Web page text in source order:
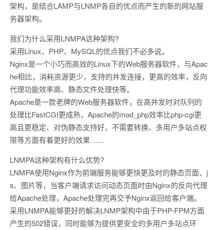
架构，是结合LAMP与LNMP各自的优点而产生的新的网站服
务器架构。
我们为什么采用LNMPA这种架构?
采用Linux、PHP、MySQL的优点我们不必多说。
Nginx是一个小巧而高效的Linux下的Web服务器软件，与Apac
he相比，消耗资源更少，支持的并发连接，更高的效率，反向
代理功能效率高、静态文件处理快等。
Apache是一款老牌的Web服务器软件，在高并发时对队列的
处理比FastCGI更成熟，Apache的mod_php效率比php-cgi更
高且更稳定、对伪静态支持好，不需要转换、多用户多站点权
限等方面有着更好的效果……
LNMPA这种架构有什么优势?
LNMPA使用Nginx作为前端服务能够更快更及时的静态页面、j
s、图片等，当客户端请求访问动态页面时由Nginx的反向代理
给Apache处理，Apache处理完再交予Nginx返回给客户端。
采用LNMPA能够更好的解决LNMP架构中由于PHP-FPM方面
产生的502错误，同时能够为提供更安全的多用户多站点环